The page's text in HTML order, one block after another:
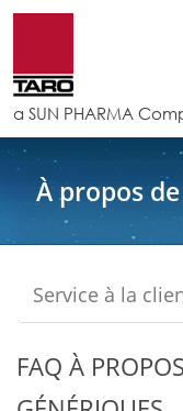
a SUN PHARMA
À propos
Service à la
FAQ À